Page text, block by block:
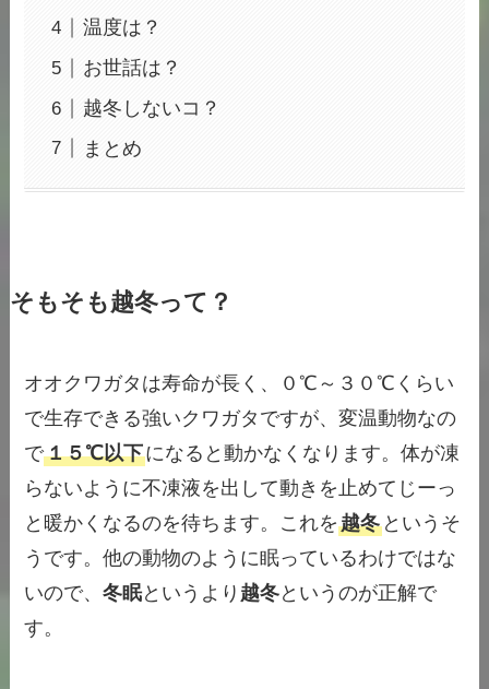
温度は？
お世話は？
越冬しないコ？
まとめ
そもそも越冬って？
オオクワガタは寿命が長く、０℃～３０℃くらい
で生存できる強いクワガタですが、変温動物なの
で１５℃以下になると動かなくなります。体が凍
らないように不凍液を出して動きを止めてじーっ
と暖かくなるのを待ちます。これを越冬 というそ
うです。他の動物のように眠っているわけではな
いので、冬眠というより 越冬というのが正解で
す。